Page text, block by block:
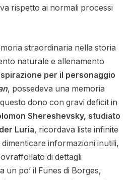
rispetto ai normali processi
straordinaria nella storia
naturale e allenamento
per il personaggio
, possedeva una memoria
dono con gravi deficit in
Shereshevsky, studiato
Luria, ricordava liste infinite
informazioni inutili,
di dettagli
un po’ il Funes di Borges,